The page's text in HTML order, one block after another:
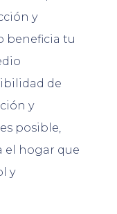
y
beneficia tu
de
y
posible,
hogar que
y